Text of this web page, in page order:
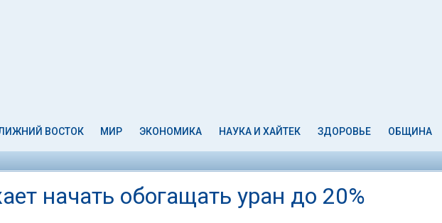
ВОСТОК МИР ЭКОНОМИКА НАУКА И ХАЙТЕК ЗДОРОВЬЕ ОБЩИНА
начать обогащать уран до 20%